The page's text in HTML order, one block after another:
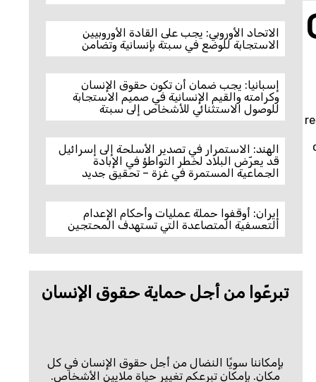
الاتحاد الأوروبي: يجب على القادة الأوروبيين
الاستجابة للوضع في سبتة بإنسانية وتضامن
إسبانيا: يجب ضمان أن تكون حقوق الإنسان
وكرامته والقيم الإنسانية في صميم الاستجابة
للوصول الاستثنائي للأشخاص إلى سبتة
الهند: الاستمرار في تصدير الأسلحة إلى إسرائيل
قد يعرّض البلاد لخطر التواطؤ في الإبادة
الجماعية المستمرة في غزة – تحقيق جديد
إيران: أوقفوا حملة عمليات وأحكام الإعدام
التعسفية المتصاعدة التي تستهدف المحتجين
تبرعّوا من أجل حماية حقوق الإنسان
بإمكاننا سويًا النضال من أجل حقوق الإنسان في كل
مكان. بإمكان تبرعكم تغيير حياة ملايين الأشخاص.